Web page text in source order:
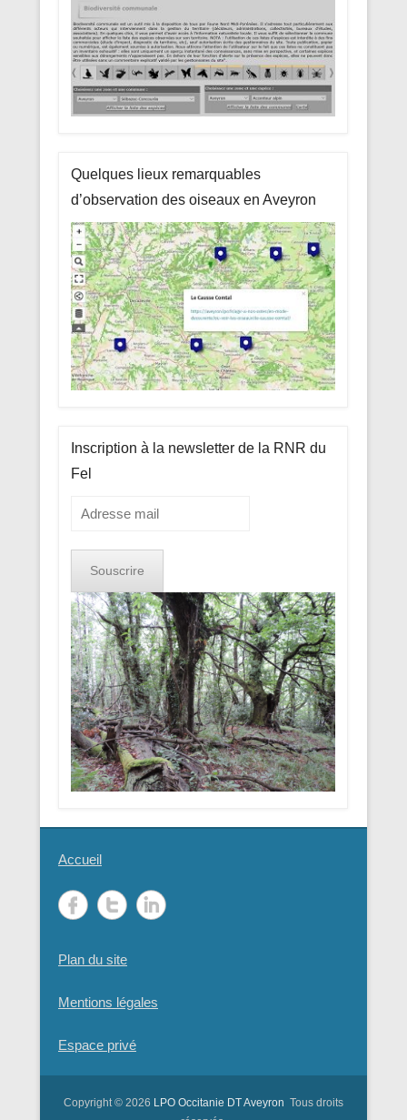
Quelques lieux remarquables
d’observation des oiseaux en Aveyron
Inscription à la newsletter de la RNR du
Fel
Accueil
Plan du site
Mentions légales
Espace privé
Copyright © 2026 LPO Occitanie DT Aveyron Tous droits